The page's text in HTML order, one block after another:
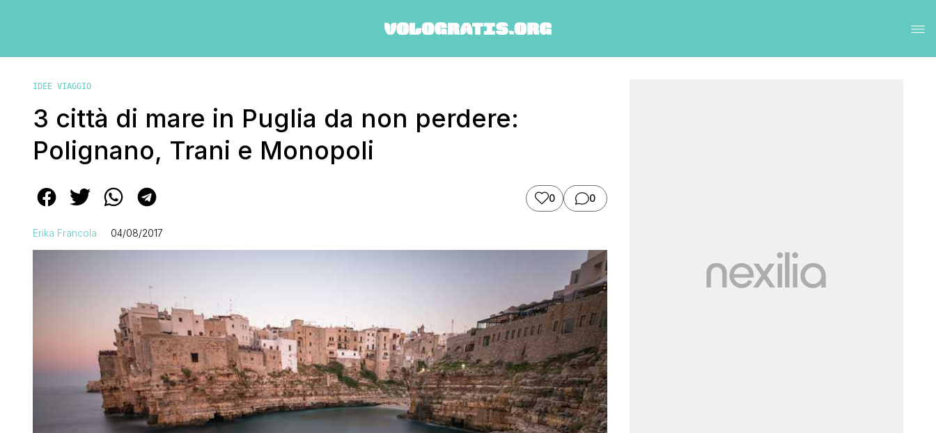
IDEE VIAGGIO
3 città di mare in Puglia da non perdere:
Polignano, Trani e Monopoli
0 0
Erika Francola 04/08/2017